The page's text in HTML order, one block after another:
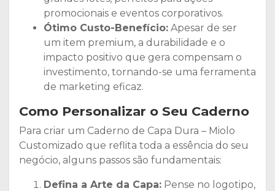
promocionais e eventos corporativos.
Ótimo Custo-Benefício: Apesar de ser
um item premium, a durabilidade e o
impacto positivo que gera compensam o
investimento, tornando-se uma ferramenta
de marketing eficaz.
Como Personalizar o Seu Caderno
Para criar um Caderno de Capa Dura – Miolo
Customizado que reflita toda a essência do seu
negócio, alguns passos são fundamentais:
Defina a Arte da Capa: Pense no logotipo,